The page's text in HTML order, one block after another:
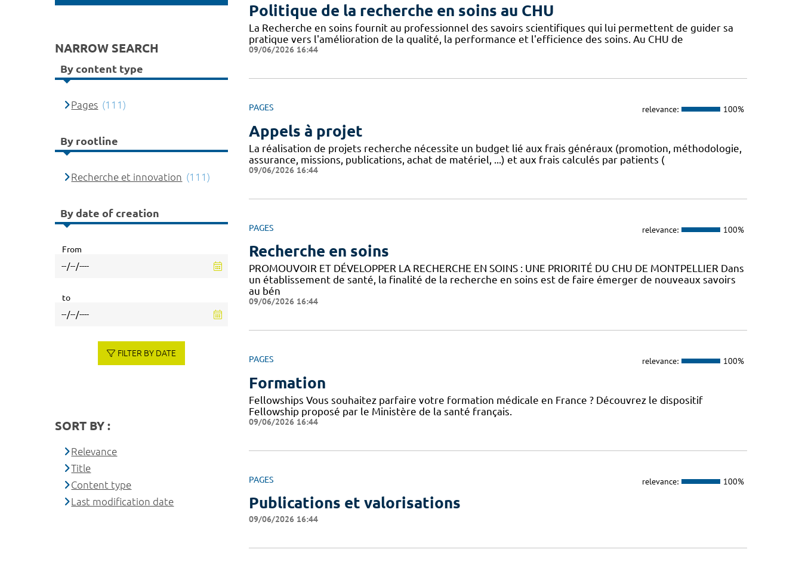
Politique de la recherche en soins au CHU
La Recherche en soins fournit au professionnel des savoirs scientifiques qui lui permettent de guider sa
pratique vers l'amélioration de la qualité, la performance et l'efficience des soins. Au CHU de
09/06/2026 16:44
PAGES relevance: 100%
Appels à projet
La réalisation de projets recherche nécessite un budget lié aux frais généraux (promotion, méthodologie,
assurance, missions, publications, achat de matériel, ...) et aux frais calculés par patients (
09/06/2026 16:44
PAGES relevance: 100%
Recherche en soins
PROMOUVOIR ET DÉVELOPPER LA RECHERCHE EN SOINS : UNE PRIORITÉ DU CHU DE MONTPELLIER Dans
un établissement de santé, la finalité de la recherche en soins est de faire émerger de nouveaux savoirs
au bén
09/06/2026 16:44
PAGES relevance: 100%
Formation
Fellowships Vous souhaitez parfaire votre formation médicale en France ? Découvrez le dispositif
Fellowship proposé par le Ministère de la santé français.
09/06/2026 16:44
PAGES relevance: 100%
Publications et valorisations
09/06/2026 16:44
NARROW SEARCH
By content type
Pages (111)
By rootline
Recherche et innovation (111)
By date of creation
From
to
FILTER BY DATE
SORT BY :
Relevance
Title
Content type
Last modification date